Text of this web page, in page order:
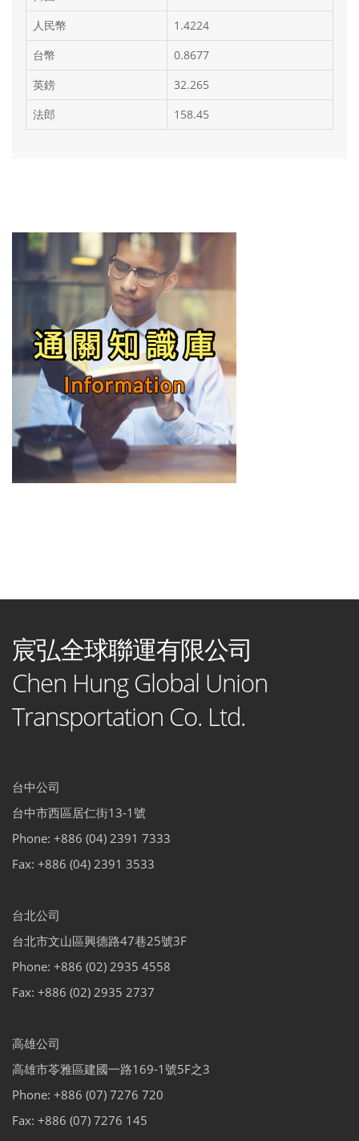
人民幣
1.4224
台幣
0.8677
英鎊
32.265
法郎
158.45
宸弘全球聯運有限公司
Chen Hung Global Union
Transportation Co. Ltd.
台中公司
台中市西區居仁街13-1號
Phone: +886 (04) 2391 7333
Fax: +886 (04) 2391 3533
台北公司
台北市文山區興德路47巷25號3F
Phone: +886 (02) 2935 4558
Fax: +886 (02) 2935 2737
高雄公司
高雄市苓雅區建國一路169-1號5F之3
Phone: +886 (07) 7276 720
Fax: +886 (07) 7276 145